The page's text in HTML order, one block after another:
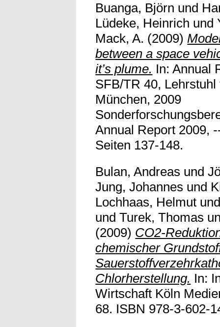
Buanga, Björn und
Lüdeke, Heinrich und
Mack, A. (2009)
between a space
it’s plume. In: Annual
SFB/TR 40,
München, 2009
Annual Report 2009,
Seiten 137-148.
Bulan, Andreas und
Jung, Johannes und
Lochhaas, Helmut
undTurek, Thomas
(2009) CO2-
chemischer
Chlorherstellung. In:
Wirtschaft Köln
68. ISBN 978-3-602-